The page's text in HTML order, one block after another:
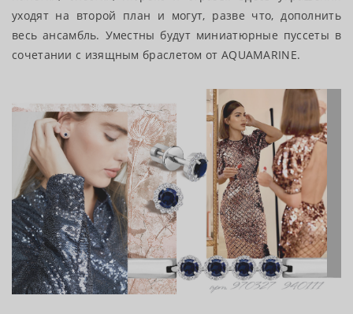
уходят на второй план и могут, разве что, дополнить
весь ансамбль. Уместны будут миниатюрные пуссеты в
сочетании с изящным браслетом от AQUAMARINE.